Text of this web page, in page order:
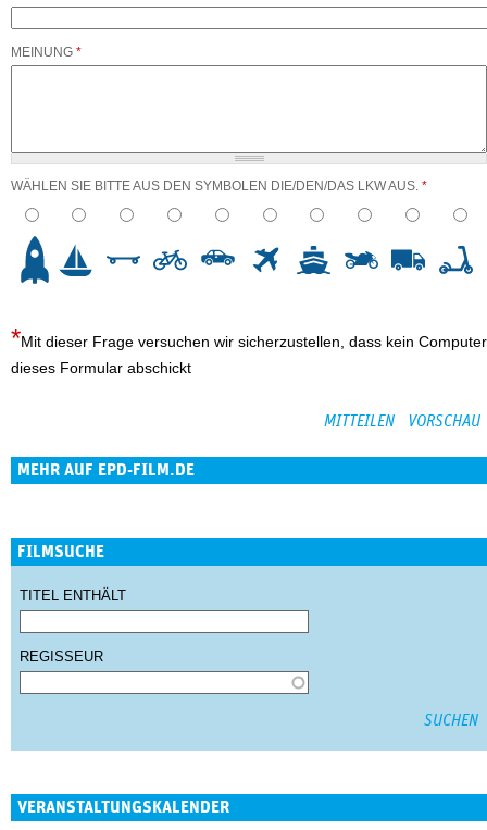
MEINUNG *
WÄHLEN SIE BITTE AUS DEN SYMBOLEN DIE/DEN/DAS LKW AUS. *
Mit dieser Frage versuchen wir sicherzustellen, dass kein Computer
dieses Formular abschickt
MEHR AUF EPD-FILM.DE
FILMSUCHE
TITEL ENTHÄLT
REGISSEUR
VERANSTALTUNGSKALENDER